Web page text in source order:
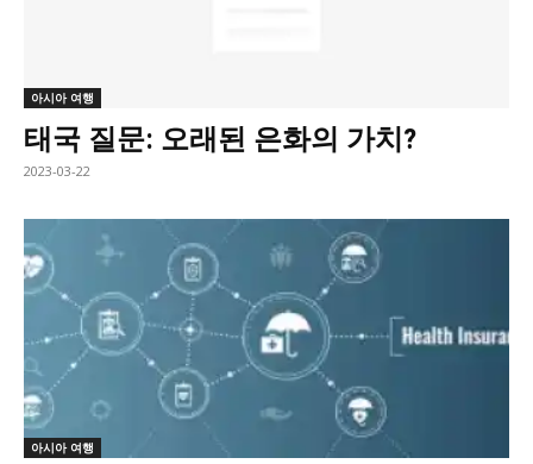
아시아 여행
태국 질문: 오래된 은화의 가치?
2023-03-22
아시아 여행